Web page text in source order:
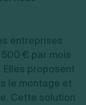
entreprises
€ par mois
proposent
le montage et
Cette solution